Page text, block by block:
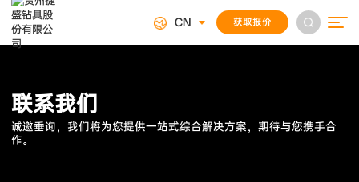
CN 获取报价
联系我们
诚邀垂询，我们将为您提供一站式综合解决方案，期待与您携手合
作。